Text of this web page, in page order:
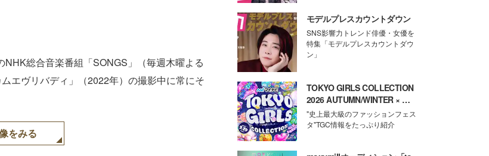
NHK総合音楽番組「SONGS」（毎週木曜よる
エヴリバディ」（2022年）の撮影中に常にそ
をみる
モデルプレスカウントダウン
SNS影響力トレンド俳優・女優を
特集「モデルプレスカウントダウ
ン」
TOKYO GIRLS COLLECTION
2026 AUTUMN/WINTER × モ
デルプレス
"史上最大級のファッションフェス
タ"TGC情報をたっぷり紹介